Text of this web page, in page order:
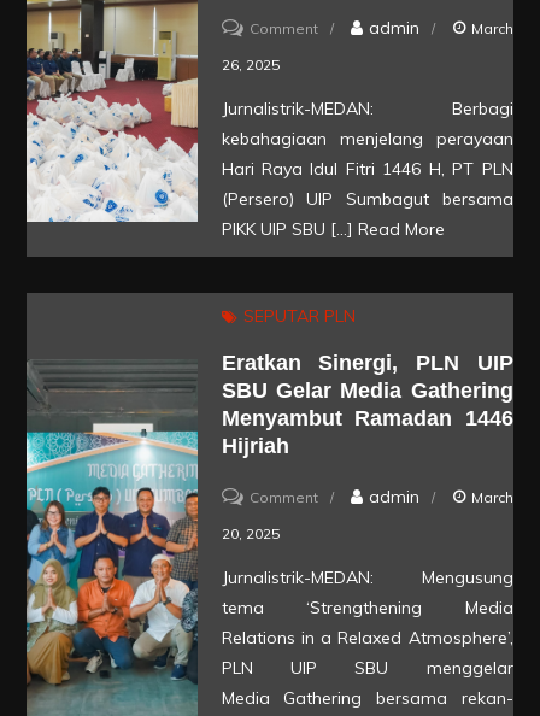
Commenton
Idul
Fitri,
PLN
UIP
SBU
PIKK
Bagikan
Paket
Gratis
admin March
26, 2025
Jurnalistrik-MEDAN: Berbagi
kebahagiaan menjelang perayaan
Hari Raya Idul Fitri 1446 H, PT PLN
(Persero) UIP Sumbagut bersama
PIKK UIP SBU […] Read More
SEPUTAR PLN
Eratkan Sinergi, PLN UIP
SBU Gelar Media Gathering
Menyambut Ramadan 1446
Hijriah
Commenton
UIP
Gelar
admin March
20, 2025
Jurnalistrik-MEDAN: Mengusung
tema ‘Strengthening Media
Relations in a Relaxed Atmosphere’,
PLN UIP SBU menggelar
Media Gathering bersama rekan-